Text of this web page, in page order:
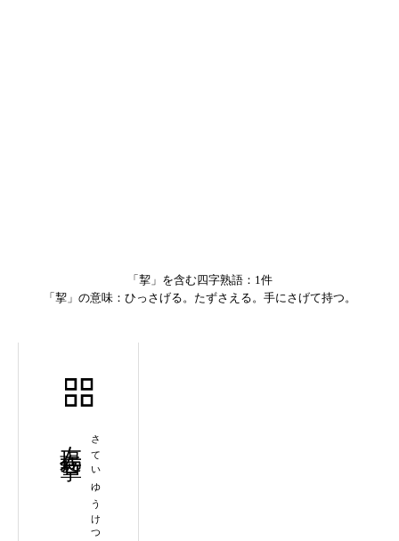
「挈」を含む四字熟語：1件
「挈」の意味：ひっさげる。たずさえる。手にさげて持つ。
さていゆうけつ